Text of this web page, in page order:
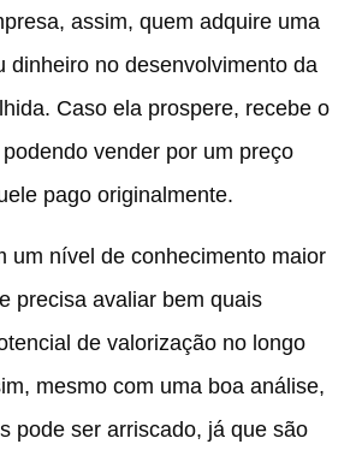
assim, quem adquire uma
dinheiro no desenvolvimento da
Caso ela prospere, recebe o
vender por um preço
pago originalmente.
um nível de conhecimento maior
precisa avaliar bem quais
de valorização no longo
mesmo com uma boa análise,
pode ser arriscado, já que são